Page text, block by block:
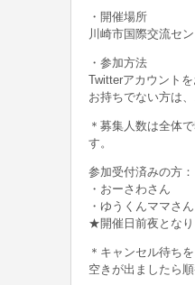
・開催場所
川崎市国際交流セ
・参加方法
Twitterアカウントを
お持ちでない方は
＊募集人数は全体で
す。
参加受付済みの方
・おーさわさん
・ゆうくんママさ
★開催日前夜となり
＊キャンセル待ち
空きが出ましたら